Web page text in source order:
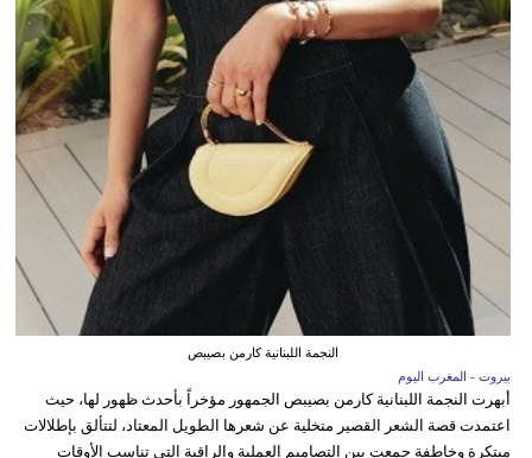
النجمة اللبنانية كارمن بصيبص
بيروت - المغرب اليوم
أبهرت النجمة اللبنانية كارمن بصيبص الجمهور مؤخراً بأحدث ظهور لها، حيث
اعتمدت قصة الشعر القصير متخلية عن شعرها الطويل المعتاد، لتتألق بإطلالات
مبتكرة وخاطفة جمعت بين التصاميم العملية والراقية التي تناسب الأوقات